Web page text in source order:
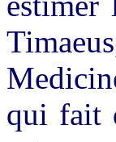
qui fait